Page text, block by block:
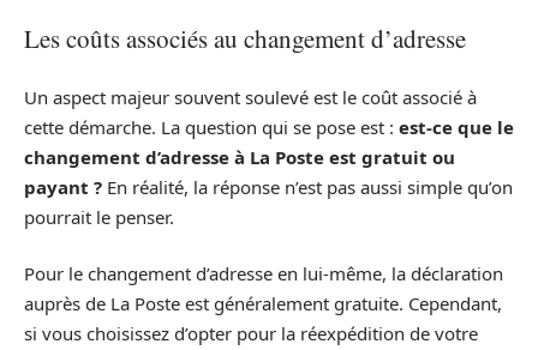
Les coûts associés au changement d’adresse
Un aspect majeur souvent soulevé est le coût associé à
cette démarche. La question qui se pose est : est-ce que le
changement d’adresse à La Poste est gratuit ou
payant ? En réalité, la réponse n’est pas aussi simple qu’on
pourrait le penser.
Pour le changement d’adresse en lui-même, la déclaration
auprès de La Poste est généralement gratuite. Cependant,
si vous choisissez d’opter pour la réexpédition de votre